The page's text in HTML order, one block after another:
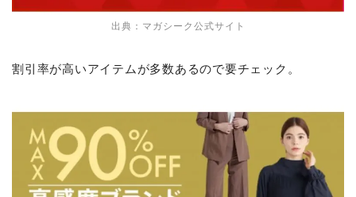
出典：マガシーク公式サイト
割引率が高いアイテムが多数あるので要チェック。